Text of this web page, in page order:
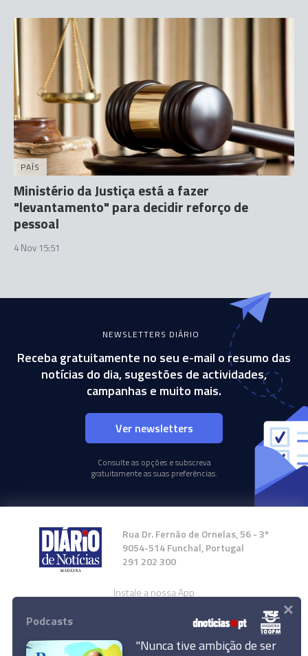
PAÍS
Ministério da Justiça está a fazer
"levantamento" para decidir reforço de
pessoal
4 Nov 15:51
NEWSLETTERS DIÁRIO
Receba gratuitamente no seu e-mail o resumo das
notícias do dia, sugestões de actividades,
campanhas e muito mais.
Ver newsletters
Consulte as opções e subscreva
gratuitamente as suas preferências.
Rua Dr. Fernão de Ornelas, 56 - 3º
9054-514 Funchal, Portugal
291 202 300
Instale a nossa App
Podcasts
"Nunca tive ambição de ser
×